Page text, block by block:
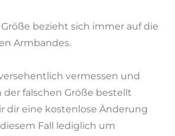
bezieht sich immer auf die
Armbandes.
vermessen und
falschen Größe bestellt
dir eine kostenlose Änderung
Fall lediglich um